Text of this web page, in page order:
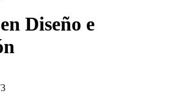
Diseño e